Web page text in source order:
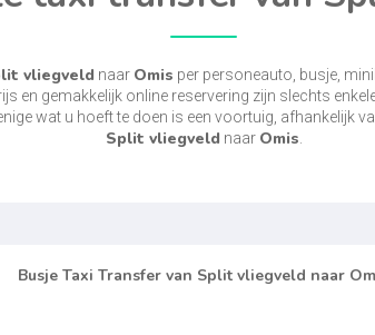
vliegveld naar Omis per personeauto, busje,
en gemakkelijk online reservering zijn slechts
wat u hoeft te doen is een voortuig, afhankelijk
Split vliegveld naar Omis
Busje Taxi Transfer van Split vliegveld naar